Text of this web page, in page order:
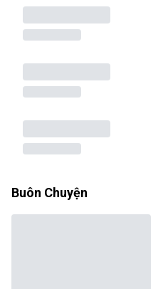
Buôn Chuyện